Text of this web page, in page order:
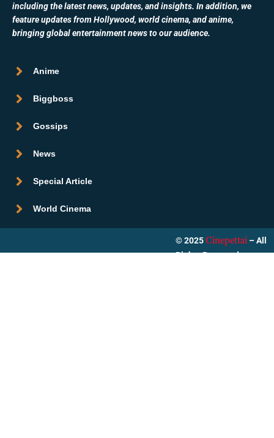
including the latest news, updates, and insights. In addition, we
feature updates from Hollywood, world cinema, and anime,
bringing global entertainment news to our audience.
Anime
Biggboss
Gossips
News
Special Article
World Cinema
© 2025 Cinepettai – All
Rights Reserved